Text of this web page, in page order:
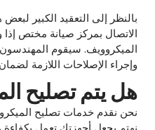
بالنظر إلى التعقيد الكبير
الاتصال بمركز صيانة مختص
الميكروويف. سيقوم
وإجراء الإصلاحات اللازمة
هل يتم تصليح
نحن نقدم خدمات تصليح